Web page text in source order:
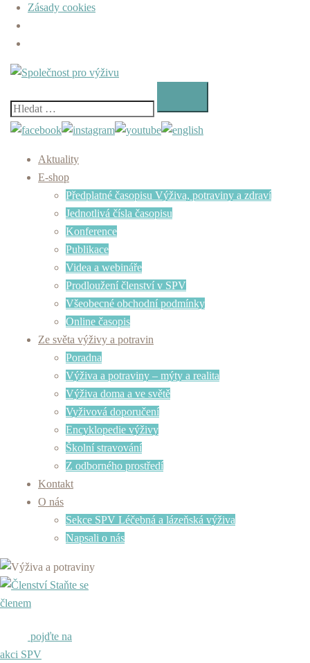
Zásady cookies
Skip
content
Vyhledávání
Aktuality
E-shop
Předplatné časopisu Výživa, potraviny a zdraví
Jednotlivá čísla časopisu
Konference
Publikace
Videa a webináře
Prodloužení členství v SPV
Všeobecné obchodní podmínky
Online časopis
Ze světa výživy a potravin
Poradna
Výživa a potraviny – mýty a realita
Výživa doma a ve světě
Vyživová doporučení
Encyklopedie výživy
Školní stravování
Z odborného prostředí
Kontakt
O nás
Sekce SPV Léčebná a lázeňská výživa
Napsali o nás
Staňte se
členem
pojďte na
akci SPV